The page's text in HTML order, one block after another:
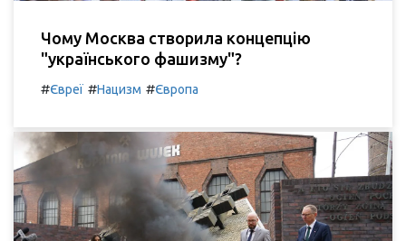
Чому Москва створила концепцію
"українського фашизму"?
#Євреї #Нацизм #Європа